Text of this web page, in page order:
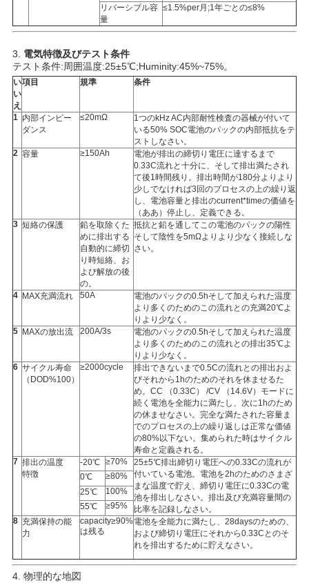
リバーシブル容
量
≤1.5%per月;1年ごとの≤8%
3. 電気特徴及びテスト条件
テスト条件:周囲温度:25±5℃;Huminity:45%~75%。
い
い
え
項目 規準 条件
1 内部インピー
ダンス
≤20mΩ
1つのkHz AC内部耐性検査の器械が付いて
いる50% SOC電池のパックの内部抵抗をテ
ストしなさい。
2 容量 ≥150Ah
電池が排出の締切り電圧に達するまで
0.33C流れと十分に、そして排出満たされ
て後1時間残り。排出時間が180分よりより
少しでなければ3回のプロセスの上の繰り返
し、電池容量と排出のcurrent*timeの価値を
（ああ）停止し、定義できる。
3 短絡の保護
鉛を取除くた
めに排出する
自動的に締切
り時短絡、お
よび解放の後
の。
抵抗と鉛を通してこの電池のパックの陽性
そして陰性を5mΩよりより少なく接続しな
さい。
4 MAX充満流れ 50A
電池のパックの0.5hそして加えられた温度
より多くのためのこの流れとの充満20℃よ
りより少なく。
5 MAXの放出流 200A/3s
電池のパックの0.5hそして加えられた温度
より多くのためのこの流れとの排出35℃よ
りより少なく。
6 サイクル寿命
（DOD%100）
≥2000cycle
排出できないまで0.5Cの流れとの排出およ
びそれから1hのためのそれを休ませるた
め。CC （0.33C） /CV （14.6V）モードに
続く電池を全能力に満たし、次に1hのため
の休ませなさい。完全な満たされた容量ま
でのプロセスの上の繰り返しは正常な価値
の80%以下ない。集められた時はサイクル
寿命と定義される。
7 排出の温度
特徴
-20℃ ≥70%
25±5℃排出締切り電圧への0.33Cの流れが
付いている電池。電池を2hのためのさまざ
まな温度で貯え、締切り電圧に0.33Cの電
池を排出しなさい。排出及び充満容量間の
比率を記録しなさい。
0℃
≥80%
25℃
100%
55℃
≥95%
8 充満保持の能
力
capacity≥90%
は残る
電池を全能力に満たし、28daysのための、
および締切り電圧にそれから0.33Cとのそ
れを排出するために貯えなさい。
4. 物理的な地図